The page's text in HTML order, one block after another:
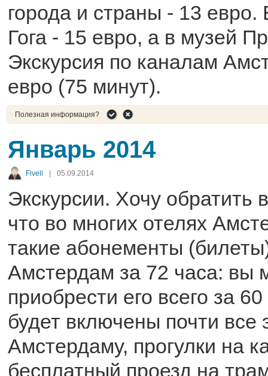
города и страны - 13
Гога - 15 евро, а в музей
Экскурсия по каналам
евро (75 минут).
Полезная информация?
Январь 2014
Fivell | 05.09.2014
Экскурсии. Хочу обратить
что во многих отелях
такие абонементы
Амстердам за 72 часа: вы
приобрести его всего за
будет включены почти все
Амстердаму, прогулки на
бесплатный проезд на